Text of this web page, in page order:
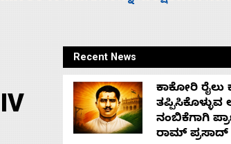
Recent News
ಕಾಕೋರಿ
ನಂಬಿಕೆಗಾಗಿ
ರಾಮ್